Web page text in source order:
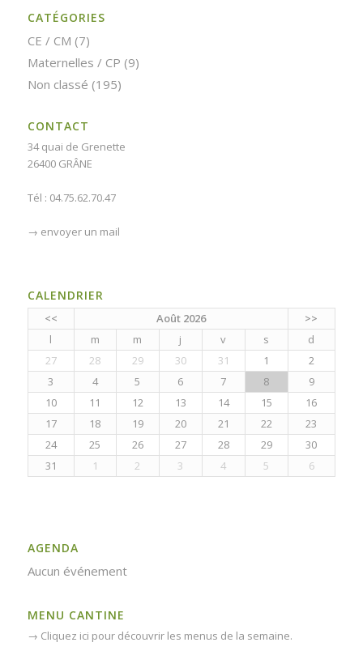
CATÉGORIES
CE / CM (7)
Maternelles / CP (9)
Non classé (195)
CONTACT
34 quai de Grenette
26400 GRÂNE
Tél : 04.75.62.70.47
→ envoyer un mail
CALENDRIER
<< Août 2026
>>
l
m m j v s
d
27
28 29 30 31 1
2
3
4 5 6 7 8
9
10
11 12 13 14 15
16
17
18 19 20 21 22
23
24
25 26 27 28 29
30
31
1 2 3 4 5 6
AGENDA
Aucun événement
MENU CANTINE
→ Cliquez ici pour découvrir les menus de la semaine.